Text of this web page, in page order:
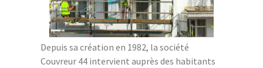
Depuis sa création en 1982, la société
Couvreur 44 intervient auprès des habitants